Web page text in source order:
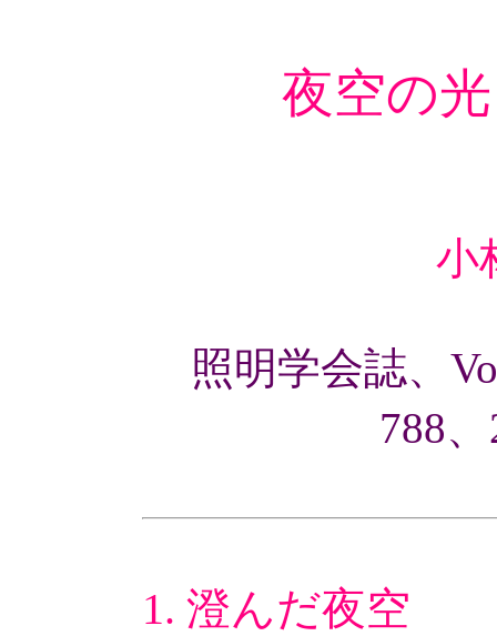
夜空の
小
照明学会誌、
788
1. 澄んだ夜空